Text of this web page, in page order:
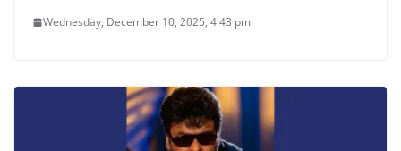
Wednesday, December 10, 2025, 4:43 pm